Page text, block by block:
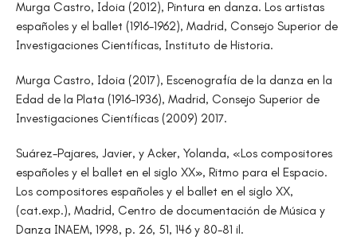
Murga Castro, Idoia (2012), Pintura en danza. Los artistas
españoles y el ballet (1916-1962), Madrid, Consejo Superior de
Investigaciones Científicas, Instituto de Historia.
Murga Castro, Idoia (2017), Escenografía de la danza en la
Edad de la Plata (1916-1936), Madrid, Consejo Superior de
Investigaciones Científicas (2009) 2017.
Suárez-Pajares, Javier, y Acker, Yolanda, «Los compositores
españoles y el ballet en el siglo XX», Ritmo para el Espacio.
Los compositores españoles y el ballet en el siglo XX,
(cat.exp.), Madrid, Centro de documentación de Música y
Danza INAEM, 1998, p. 26, 51, 146 y 80-81 il.